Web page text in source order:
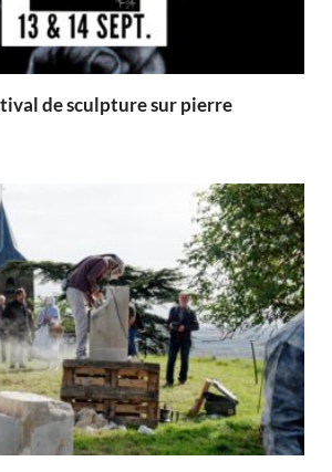
de sculpture sur pierre